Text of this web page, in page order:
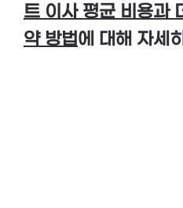
트 이사 평균 비용과
약 방법에 대해 자세